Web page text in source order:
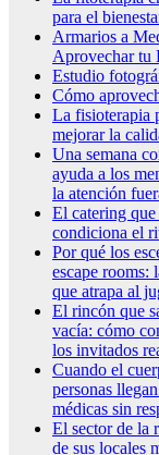
para el
Armarios a
Aprovechar tu
Estudio
Cómo
La fisioterapia
mejorar la
Una semana
ayuda a los
la atención
El catering
condiciona el
Por qué los
escape rooms:
que atrapa al
El rincón que
vacía: cómo
los invitados
Cuando el
personas
médicas sin
El sector de la
de sus locales